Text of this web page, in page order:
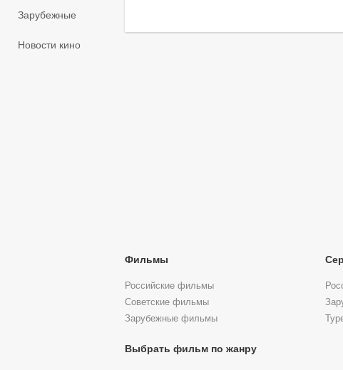
Зарубежные
Новости кино
Фильмы
Российские фильмы
Советские фильмы
Зарубежные фильмы
Выбрать фильм по жанру